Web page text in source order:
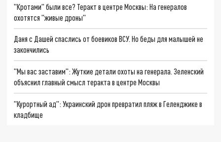
"Кротами" были все? Теракт в центре Москвы: На генералов
охотятся "живые дроны"
Даня с Дашей спаслись от боевиков ВСУ. Но беды для малышей не
закончились
"Мы вас заставим": Жуткие детали охоты на генерала. Зеленский
объяснил главный смысл теракта в центре Москвы
"Курортный ад": Украинский дрон превратил пляж в Геленджике в
кладбище